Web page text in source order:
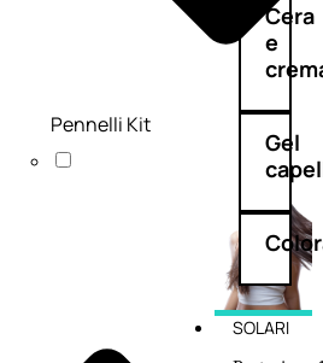
Cera
e
Gel
SOLARI
Pennelli Kit